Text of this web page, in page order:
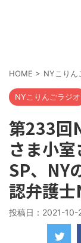
HOME > NYこりん
NYこりんごラジオ
第233回
さま小
SP、NY
認弁護
投稿日： 2021-